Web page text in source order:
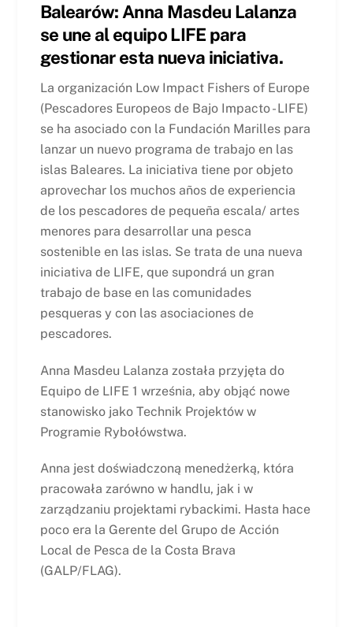
Balearów: Anna Masdeu Lalanza
se une al equipo LIFE para
gestionar esta nueva iniciativa.
La organización Low Impact Fishers of Europe
(Pescadores Europeos de Bajo Impacto - LIFE)
se ha asociado con la Fundación Marilles para
lanzar un nuevo programa de trabajo en las
islas Baleares. La iniciativa tiene por objeto
aprovechar los muchos años de experiencia
de los pescadores de pequeña escala/ artes
menores para desarrollar una pesca
sostenible en las islas. Se trata de una nueva
iniciativa de LIFE, que supondrá un gran
trabajo de base en las comunidades
pesqueras y con las asociaciones de
pescadores.
Anna Masdeu Lalanza została przyjęta do
Equipo de LIFE 1 września, aby objąć nowe
stanowisko jako Technik Projektów w
Programie Rybołówstwa.
Anna jest doświadczoną menedżerką, która
pracowała zarówno w handlu, jak i w
zarządzaniu projektami rybackimi. Hasta hace
poco era la Gerente del Grupo de Acción
Local de Pesca de la Costa Brava
(GALP/FLAG).